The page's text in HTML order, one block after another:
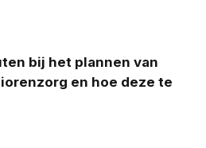
bij het plannen van
en hoe deze te